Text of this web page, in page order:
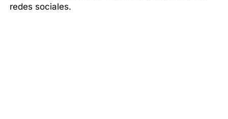
redes sociales.